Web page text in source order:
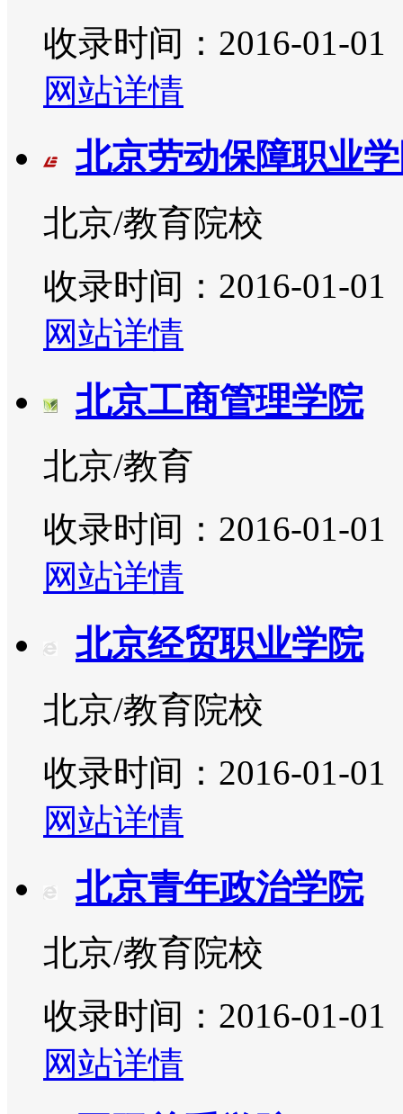
收录时间：2016-01-01
网站详情
北京劳动保障职业
北京/教育院校
收录时间：2016-01-01
网站详情
北京工商管理学院
北京/教育
收录时间：2016-01-01
网站详情
北京经贸职业学院
北京/教育院校
收录时间：2016-01-01
网站详情
北京青年政治学院
北京/教育院校
收录时间：2016-01-01
网站详情